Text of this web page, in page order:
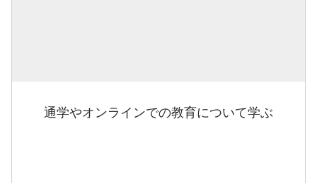
通学やオンラインでの教育について学ぶ